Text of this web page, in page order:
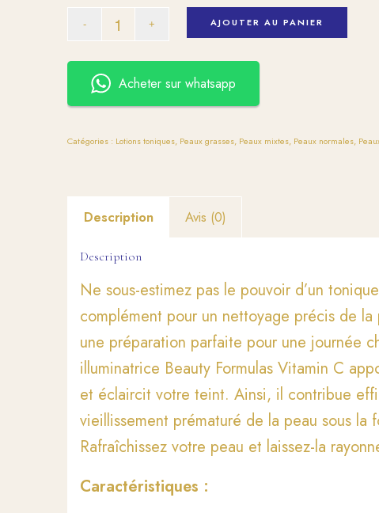
AJOUTER AU PANIER
Acheter sur whatsapp
Catégories : Lotions toniques, Peaux grasses, Peaux mixtes, Peaux normales,
Description Avis (0)
Description
Ne sous-estimez pas le pouvoir d’un
complément pour un nettoyage précis de la
une préparation parfaite pour une journée
illuminatrice Beauty Formulas Vitamin C
et éclaircit votre teint. Ainsi, il contribue
vieillissement prématuré de la peau sous la
Rafraîchissez votre peau et laissez-la
Caractéristiques :